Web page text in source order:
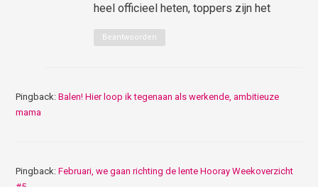
heel officieel heten, toppers zijn het
Beantwoorden
Pingback:Balen! Hier loop ik tegenaan als werkende, ambitieuze
mama
Pingback:Februari, we gaan richting de lente Hooray Weekoverzicht